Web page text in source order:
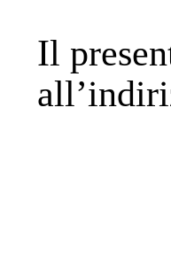
Il